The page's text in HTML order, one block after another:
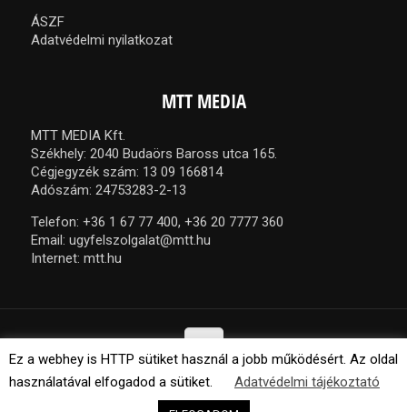
ÁSZF
Adatvédelmi nyilatkozat
MTT MEDIA
MTT MEDIA Kft.
Székhely: 2040 Budaörs Baross utca 165.
Cégjegyzék szám: 13 09 166814
Adószám: 24753283-2-13
Telefon: +36 1 67 77 400, +36 20 7777 360
Email: ugyfelszolgalat@mtt.hu
Internet: mtt.hu
© 2021 MTT Media Kft. Minden jog fenntartva.
Ez a webhey is HTTP sütiket használ a jobb működésért. Az oldal
használatával elfogadod a sütiket.
Adatvédelmi tájékoztató